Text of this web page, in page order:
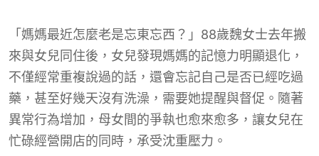
「媽媽最近怎麼老是忘東忘西？」88歲魏女士去年搬
來與女兒同住後，女兒發現媽媽的記憶力明顯退化，
不僅經常重複說過的話，還會忘記自己是否已經吃過
藥，甚至好幾天沒有洗澡，需要她提醒與督促。隨著
異常行為增加，母女間的爭執也愈來愈多，讓女兒在
忙碌經營開店的同時，承受沈重壓力。